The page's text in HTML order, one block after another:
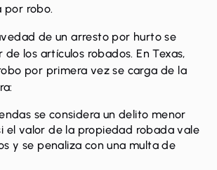
por robo.
de un arresto por hurto se
de los artículos robados. En Texas,
por primera vez se carga de la
se considera un delito menor
el valor de la propiedad robada vale
y se penaliza con una multa de